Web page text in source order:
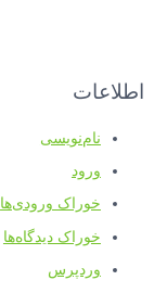
اطلاعات
نام‌نویسی
ورود
خوراک ورودی‌ها
خوراک دیدگاه‌ها
وردپرس